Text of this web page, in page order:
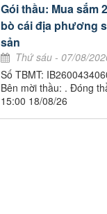
Gói thầu: Mua sắm
bò cái địa phương
sản
Thứ sáu - 07/08/
Số TBMT:
Bên mời thầu: . Đóng
15:00 18/08/26